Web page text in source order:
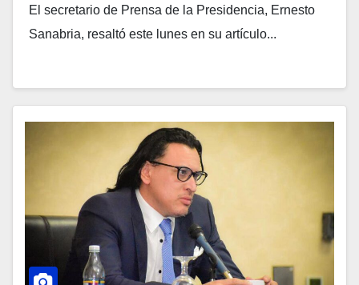
El secretario de Prensa de la Presidencia, Ernesto
Sanabria, resaltó este lunes en su artículo...